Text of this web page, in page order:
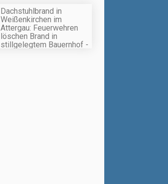
Dachstuhlbrand in
Weißenkirchen im
Attergau: Feuerwehren
löschen Brand in
stillgelegtem Bauernhof -